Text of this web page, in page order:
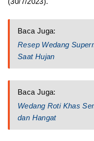
Baca Juga:
Resep Wedang
Saat Hujan
Baca Juga:
Wedang Roti Khas
dan Hangat